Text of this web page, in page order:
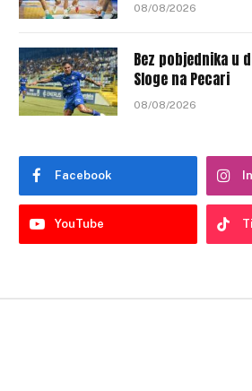
08/08/2026
Bez pobjednika u
Sloge na Pecari
08/08/2026
Facebook
YouTube